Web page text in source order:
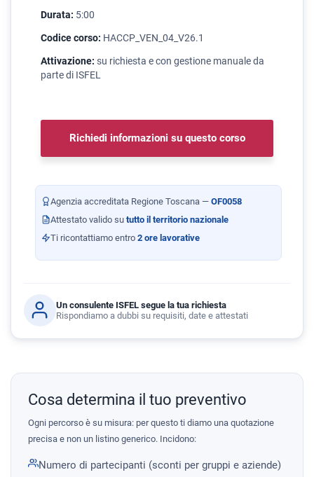
Durata: 5:00
Codice corso: HACCP_VEN_04_V26.1
Attivazione: su richiesta e con gestione manuale da
parte di ISFEL
Richiedi informazioni su questo corso
Agenzia accreditata Regione Toscana — OF0058
Attestato valido su tutto il territorio nazionale
Ti ricontattiamo entro 2 ore lavorative
Un consulente ISFEL segue la tua richiesta
Rispondiamo a dubbi su requisiti, date e attestati
Cosa determina il tuo preventivo
Ogni percorso è su misura: per questo ti diamo una quotazione
precisa e non un listino generico. Incidono:
Numero di partecipanti (sconti per gruppi e aziende)